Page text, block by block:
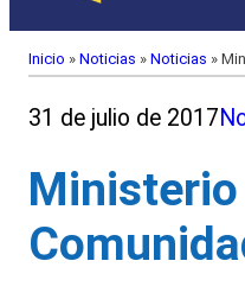
Inicio » Noticias » Noticias »
31 de julio de 2017
Ministerio